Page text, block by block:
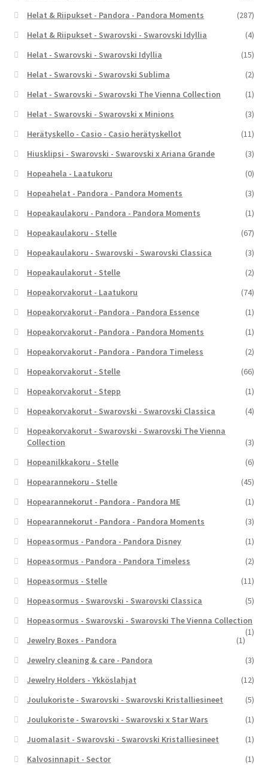
Helat & Riipukset - Pandora - Pandora Moments
(287)
Helat & Riipukset - Swarovski - Swarovski Idyllia
(4)
Helat - Swarovski - Swarovski Idyllia
(15)
Helat - Swarovski - Swarovski Sublima
(2)
Helat - Swarovski - Swarovski The Vienna Collection
(1)
Helat - Swarovski - Swarovski x Minions
(3)
Herätyskello - Casio - Casio herätyskellot
(11)
Hiusklipsi - Swarovski - Swarovski x Ariana Grande
(3)
Hopeahela - Laatukoru
(0)
Hopeahelat - Pandora - Pandora Moments
(3)
Hopeakaulakoru - Pandora - Pandora Moments
(1)
Hopeakaulakoru - Stelle
(67)
Hopeakaulakoru - Swarovski - Swarovski Classica
(3)
Hopeakaulakorut - Stelle
(2)
Hopeakorvakorut - Laatukoru
(74)
Hopeakorvakorut - Pandora - Pandora Essence
(1)
Hopeakorvakorut - Pandora - Pandora Moments
(1)
Hopeakorvakorut - Pandora - Pandora Timeless
(2)
Hopeakorvakorut - Stelle
(66)
Hopeakorvakorut - Stepp
(1)
Hopeakorvakorut - Swarovski - Swarovski Classica
(4)
Hopeakorvakorut - Swarovski - Swarovski The Vienna
Collection
(3)
Hopeanilkkakoru - Stelle
(6)
Hopearannekoru - Stelle
(45)
Hopearannekorut - Pandora - Pandora ME
(1)
Hopearannekorut - Pandora - Pandora Moments
(3)
Hopeasormus - Pandora - Pandora Disney
(1)
Hopeasormus - Pandora - Pandora Timeless
(2)
Hopeasormus - Stelle
(11)
Hopeasormus - Swarovski - Swarovski Classica
(5)
Hopeasormus - Swarovski - Swarovski The Vienna Collection
(1)
Jewelry Boxes - Pandora
(1)
Jewelry cleaning & care - Pandora
(3)
Jewelry Holders - Ykköslahjat
(12)
Joulukoriste - Swarovski - Swarovski Kristalliesineet
(5)
Joulukoriste - Swarovski - Swarovski x Star Wars
(1)
Juomalasit - Swarovski - Swarovski Kristalliesineet
(1)
Kalvosinnapit - Sector
(1)